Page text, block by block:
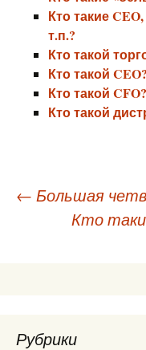
Кто такие
т.п.?
Кто такой
Кто такой CEO?
Кто такой CFO?
Кто такой
Навигация
← Большая
Кто
Рубрики